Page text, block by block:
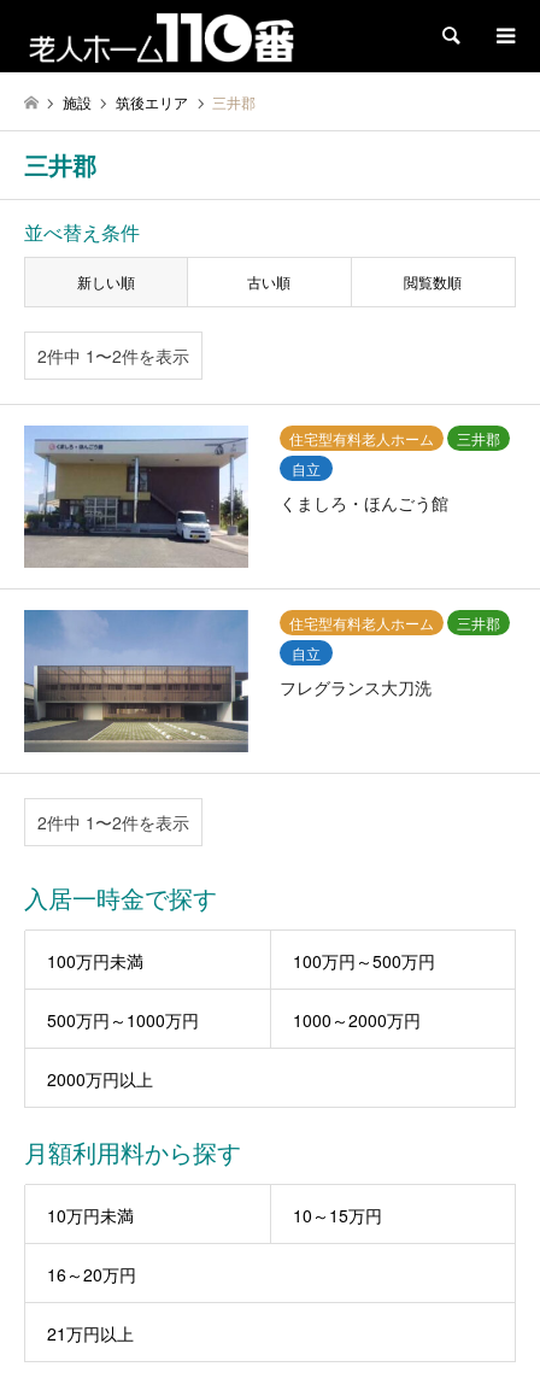
検索
施設 筑後エリア 三井郡
三井郡
並べ替え条件
新しい順 古い順 閲覧数順
2件中 1〜2件を表示
住宅型有料老人ホーム
三井郡
自立
くましろ・ほんごう館
住宅型有料老人ホーム
三井郡
自立
フレグランス大刀洗
2件中 1〜2件を表示
入居一時金で探す
100万円未満 100万円～500万円
500万円～1000万円 1000～2000万円
2000万円以上
月額利用料から探す
10万円未満 10～15万円
16～20万円
21万円以上